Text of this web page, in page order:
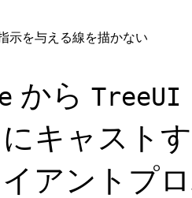
示を与える線を描かない
から TreeUI
キャスト
アントプ